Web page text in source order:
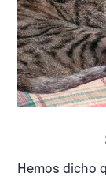
Hemos dicho